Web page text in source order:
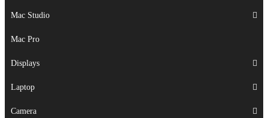
Mac Mini
Mac Studio
Mac Pro
Displays
Laptop
Mac Studio
Mac Pro
Displays
Laptop
Camera